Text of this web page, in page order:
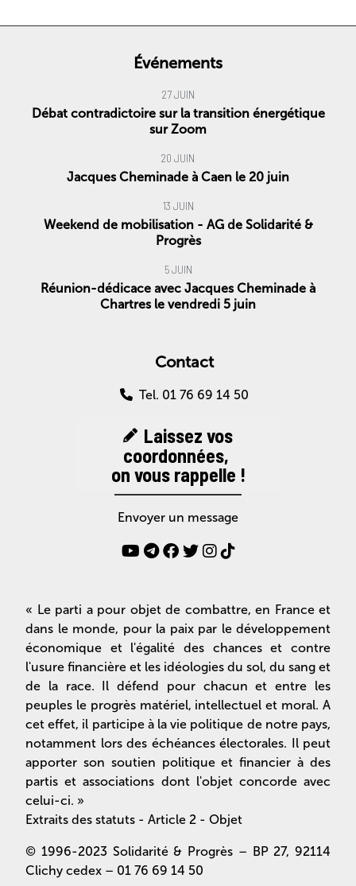
Événements
27 JUIN
Débat contradictoire sur la transition énergétique
sur Zoom
20 JUIN
Jacques Cheminade à Caen le 20 juin
13 JUIN
Weekend de mobilisation - AG de Solidarité &
Progrès
5 JUIN
Réunion-dédicace avec Jacques Cheminade à
Chartres le vendredi 5 juin
Contact
Tel. 01 76 69 14 50
Laissez vos
coordonnées,
on vous rappelle !
Envoyer un message
« Le parti a pour objet de combattre, en France et
dans le monde, pour la paix par le développement
économique et l'égalité des chances et contre
l'usure financière et les idéologies du sol, du sang et
de la race. Il défend pour chacun et entre les
peuples le progrès matériel, intellectuel et moral. A
cet effet, il participe à la vie politique de notre pays,
notamment lors des échéances électorales. Il peut
apporter son soutien politique et financier à des
partis et associations dont l'objet concorde avec
celui-ci. »
Extraits des statuts - Article 2 - Objet
© 1996-2023 Solidarité & Progrès – BP 27, 92114
Clichy cedex – 01 76 69 14 50